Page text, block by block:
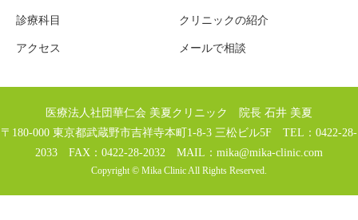
診療科目 クリニックの紹介
アクセス メールで相談
医療法人社団華仁会 美夏クリニック 院長 石井 美夏
〒180-000 東京都武蔵野市吉祥寺本町1-8-3 三松ビル5F TEL：0422-28-
2033 FAX：0422-28-2032 MAIL： mika@mika-clinic.com
Copyright © Mika Clinic All Rights Reserved.